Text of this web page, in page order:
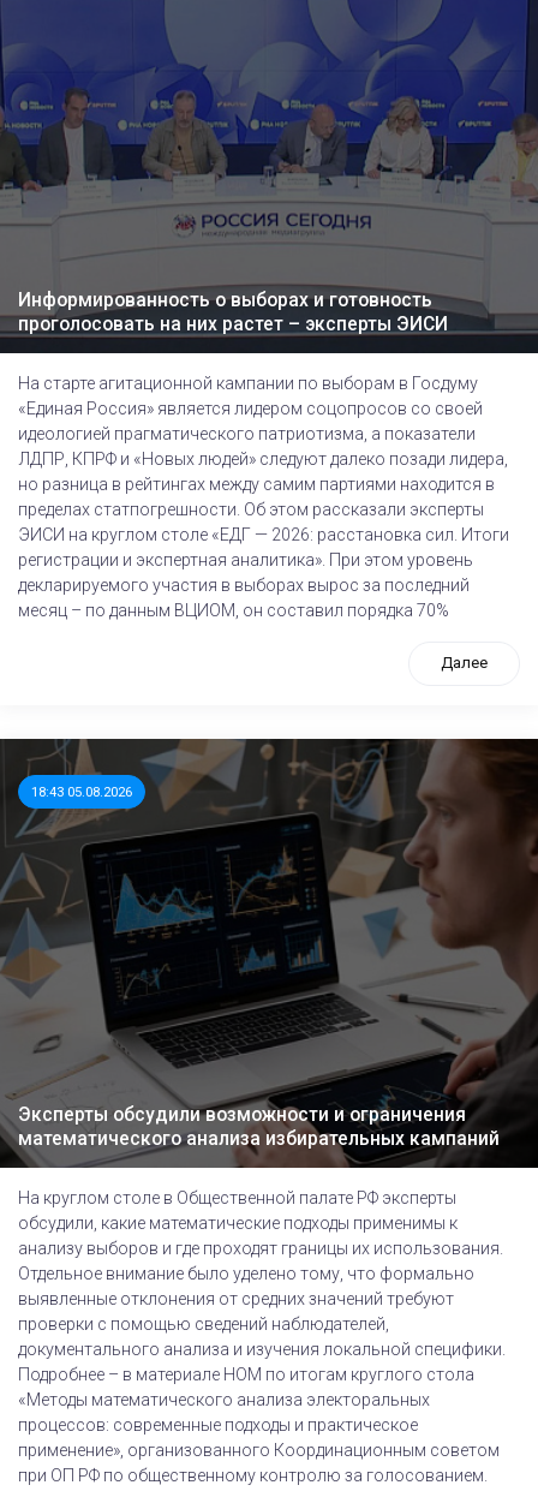
Информированность о выборах и готовность
проголосовать на них растет – эксперты ЭИСИ
На старте агитационной кампании по выборам в Госдуму
«Единая Россия» является лидером соцопросов со своей
идеологией прагматического патриотизма, а показатели
ЛДПР, КПРФ и «Новых людей» следуют далеко позади лидера,
но разница в рейтингах между самим партиями находится в
пределах статпогрешности. Об этом рассказали эксперты
ЭИСИ на круглом столе «ЕДГ — 2026: расстановка сил. Итоги
регистрации и экспертная аналитика». При этом уровень
декларируемого участия в выборах вырос за последний
месяц – по данным ВЦИОМ, он составил порядка 70%
Далее
18:43 05.08.2026
Эксперты обсудили возможности и ограничения
математического анализа избирательных кампаний
На круглом столе в Общественной палате РФ эксперты
обсудили, какие математические подходы применимы к
анализу выборов и где проходят границы их использования.
Отдельное внимание было уделено тому, что формально
выявленные отклонения от средних значений требуют
проверки с помощью сведений наблюдателей,
документального анализа и изучения локальной специфики.
Подробнее – в материале НОМ по итогам круглого стола
«Методы математического анализа электоральных
процессов: современные подходы и практическое
применение», организованного Координационным советом
при ОП РФ по общественному контролю за голосованием.